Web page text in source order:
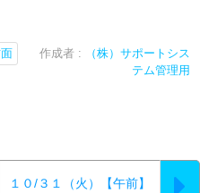
作成者 :
（株）サポートシス
テム管理用
１０/３１（火）【午前】